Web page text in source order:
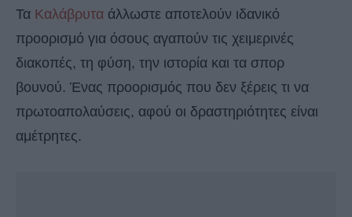
Τα Καλάβρυτα άλλωστε αποτελούν ιδανικό
προορισμό για όσους αγαπούν τις χειμερινές
διακοπές, τη φύση, την ιστορία και τα σπορ
βουνού. Ένας προορισμός που δεν ξέρεις τι να
πρωτοαπολαύσεις, αφού οι δραστηριότητες είναι
αμέτρητες.